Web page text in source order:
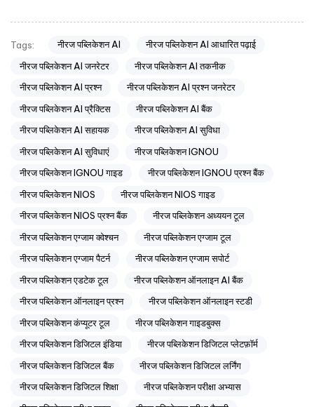
Tags: नीरज पब्लिकेशन AI
नीरज पब्लिकेशन AI आधारित पढ़ाई
नीरज पब्लिकेशन AI जनरेटर
नीरज पब्लिकेशन AI तकनीक
नीरज पब्लिकेशन AI प्रश्न
नीरज पब्लिकेशन AI प्रश्न जनरेटर
नीरज पब्लिकेशन AI प्रैक्टिस
नीरज पब्लिकेशन AI बैंक
नीरज पब्लिकेशन AI सहायक
नीरज पब्लिकेशन AI सुविधा
नीरज पब्लिकेशन AI सुविधाएं
नीरज पब्लिकेशन IGNOU
नीरज पब्लिकेशन IGNOU गाइड
नीरज पब्लिकेशन IGNOU प्रश्न बैंक
नीरज पब्लिकेशन NIOS
नीरज पब्लिकेशन NIOS गाइड
नीरज पब्लिकेशन NIOS प्रश्न बैंक
नीरज पब्लिकेशन अध्ययन टूल
नीरज पब्लिकेशन एग्जाम क्वेश्चन
नीरज पब्लिकेशन एग्जाम टूल
नीरज पब्लिकेशन एग्जाम पैटर्न
नीरज पब्लिकेशन एग्जाम सपोर्ट
नीरज पब्लिकेशन एडटेक टूल
नीरज पब्लिकेशन ऑनलाइन AI बैंक
नीरज पब्लिकेशन ऑनलाइन प्रश्न
नीरज पब्लिकेशन ऑनलाइन स्टडी
नीरज पब्लिकेशन कंप्यूटर टूल
नीरज पब्लिकेशन गाइडबुक्स
नीरज पब्लिकेशन डिजिटल इंडिया
नीरज पब्लिकेशन डिजिटल प्लेटफ़ॉर्म
नीरज पब्लिकेशन डिजिटल बैंक
नीरज पब्लिकेशन डिजिटल लर्निंग
नीरज पब्लिकेशन डिजिटल शिक्षा
नीरज पब्लिकेशन परीक्षा अभ्यास